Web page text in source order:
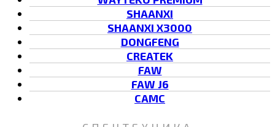
SHAANXI
SHAANXI X3000
DONGFENG
CREATEK
FAW
FAW J6
CAMC